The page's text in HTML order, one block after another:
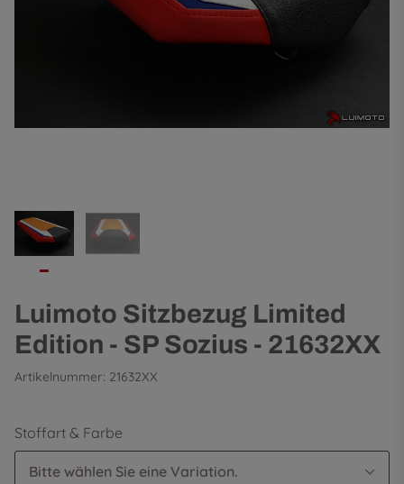
Luimoto Sitzbezug Limited
Edition - SP Sozius - 21632XX
Artikelnummer: 21632XX
Stoffart & Farbe
Bitte wählen Sie eine Variation.